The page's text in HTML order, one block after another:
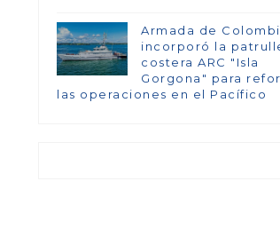
Armada de
incorporó la
costera ARC "Isla
Gorgona" para
las operaciones en el Pacífico